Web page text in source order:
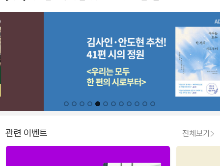
관련 이벤트 전체보기